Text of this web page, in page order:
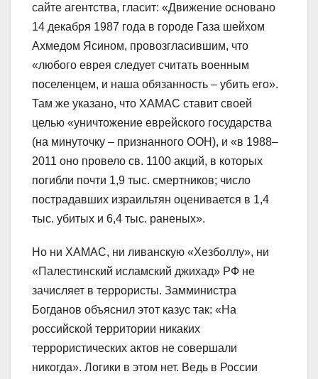
сайте агентства, гласит: «Движение основано
14 декабря 1987 года в городе Газа шейхом
Ахмедом Ясином, провозгласившим, что
«любого еврея следует считать военным
поселенцем, и наша обязанность – убить его».
Там же указано, что ХАМАС ставит своей
целью «уничтожение еврейского государства
(на минуточку – признанного ООН), и «в 1988–
2011 оно провело св. 1100 акций, в которых
погибли почти 1,9 тыс. смертников; число
пострадавших израильтян оценивается в 1,4
тыс. убитых и 6,4 тыс. раненых».
Но ни ХАМАС, ни ливанскую «Хезболлу», ни
«Палестинский исламский джихад» РФ не
зачисляет в террористы. Замминистра
Богданов объяснил этот казус так: «На
российской территории никаких
террористических актов не совершали
никогда». Логики в этом нет. Ведь в России